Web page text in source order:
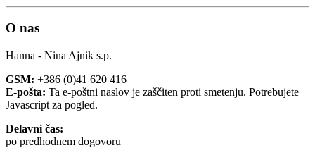
O nas
Hanna - Nina Ajnik s.p.
GSM: +386 (0)41 620 416
E-pošta: Ta e-poštni naslov je zaščiten proti smetenju. Potrebujete
Javascript za pogled.
Delavni čas:
po predhodnem dogovoru